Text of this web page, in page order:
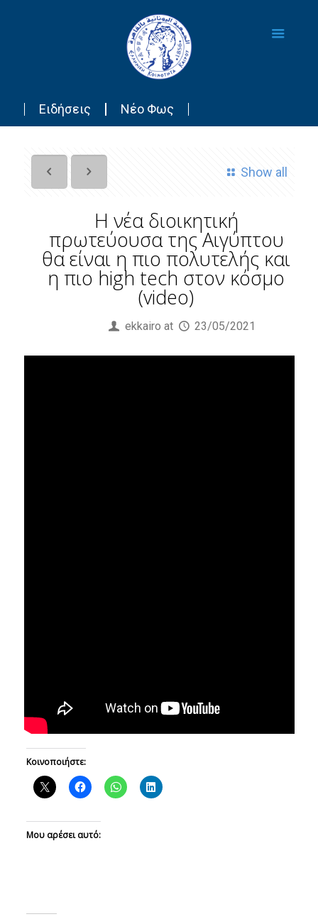
Ειδήσεις Νέο Φως
Show all
Η νέα διοικητική
πρωτεύουσα της Αιγύπτου
θα είναι η πιο πολυτελής και
η πιο high tech στον κόσμο
(video)
ekkairo at 23/05/2021
Κοινοποιήστε:
Μου αρέσει αυτό: